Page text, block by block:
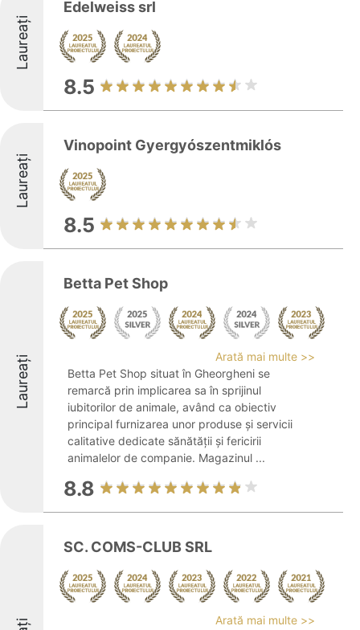
Laureați
Edelweiss srl
8.5
Laureați
Vinopoint Gyergyószentmiklós
8.5
Laureați
Betta Pet Shop
Arată mai multe >>
Betta Pet Shop situat în Gheorgheni se
remarcă prin implicarea sa în sprijinul
iubitorilor de animale, având ca obiectiv
principal furnizarea unor produse și servicii
calitative dedicate sănătății și fericirii
animalelor de companie. Magazinul ...
8.8
SC. COMS-CLUB SRL
Arată mai multe >>